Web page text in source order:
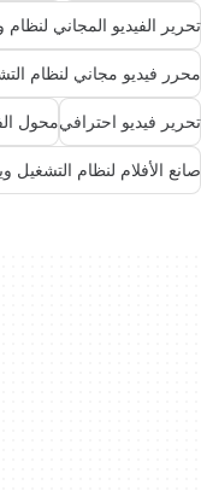
تحرير الفيديو المجاني لنظام
محرر فيديو مجاني لنظام
تحرير فيديو احترافيمحول
صانع الأفلام لنظام التشغيل